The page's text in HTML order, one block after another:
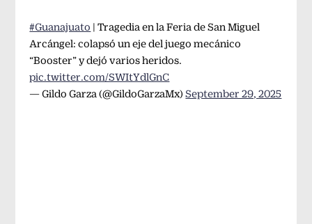
#Guanajuato | Tragedia en la Feria de San Miguel
Arcángel: colapsó un eje del juego mecánico
“Booster” y dejó varios heridos.
pic.twitter.com/SWItYdlGnC
— Gildo Garza (@GildoGarzaMx)September 29, 2025